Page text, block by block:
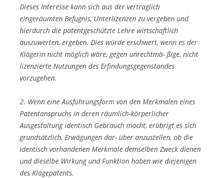
Dieses Interesse kann sich aus der vertraglich
eingeräumten Befugnis, Unterlizenzen zu vergeben und
hierdurch die patentgeschützte Lehre wirtschaftlich
auszuwerten, ergeben. Dies würde erschwert, wenn es der
Klägerin nicht möglich wäre, gegen unrechtmä- ßige, nicht
lizenzierte Nutzungen des Erfindungsgegenstandes
vorzugehen.
2. Wenn eine Ausführungsform von den Merkmalen eines
Patentanspruchs in deren räumlich-körperlicher
Ausgestaltung identisch Gebrauch macht, erübrigt es sich
grundsätzlich, Erwägungen dar- über anzustellen, ob die
identisch vorhandenen Merkmale demselben Zweck dienen
und dieselbe Wirkung und Funktion haben wie diejenigen
des Klagepatents.